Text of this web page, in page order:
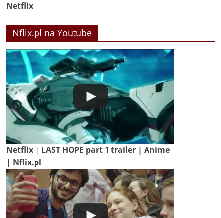
Netflix
Nflix.pl na Youtube
Netflix | LAST HOPE part 1 trailer | Anime
| Nflix.pl